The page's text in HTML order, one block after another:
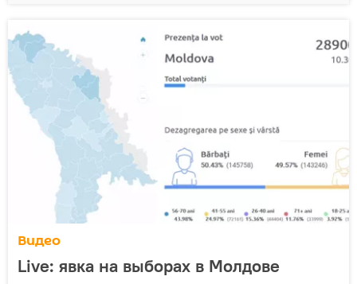
Видео
Live: явка на выборах в Молдове